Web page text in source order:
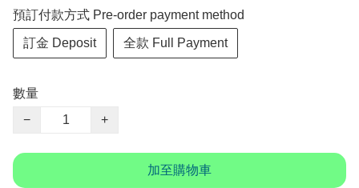
預訂付款方式 Pre-order payment method
訂金 Deposit 全款 Full Payment
數量
−
+
加至購物車